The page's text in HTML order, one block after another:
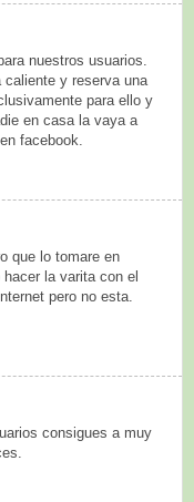
nuestros usuarios.
caliente y reserva una
para ello y
en casa la vaya a
facebook.
que lo tomare en
la varita con el
pero no esta.
consigues a muy